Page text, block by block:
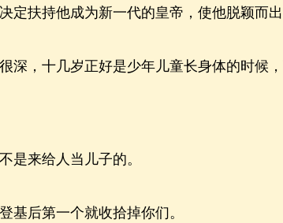
扶持他成为新一代的皇帝，使他脱颖而出
，十几岁正好是少年儿童长身体的时候
来给人当儿子的。
后第一个就收拾掉你们。